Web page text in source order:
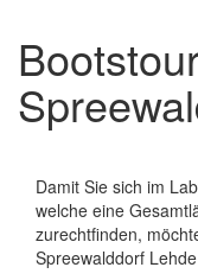
Damit Sie sich im
welche eine
zurechtfinden,
Spreewalddorf